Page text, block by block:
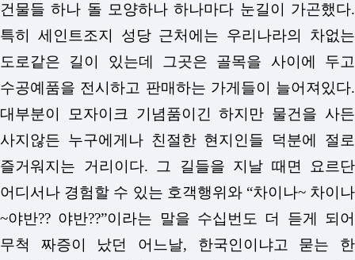
건물들 하나 돌 모양하나 하나마다 눈길이 가곤했다.
특히 세인트조지 성당 근처에는 우리나라의 차없는
도로같은 길이 있는데 그곳은 골목을 사이에 두고
수공예품을 전시하고 판매하는 가게들이 늘어져있다.
대부분이 모자이크 기념품이긴 하지만 물건을 사든
사지않든 누구에게나 친절한 현지인들 덕분에 절로
즐거워지는 거리이다. 그 길들을 지날 때면 요르단
어디서나 경험할 수 있는 호객행위와 “차이나~ 차이나
~야반?? 야반??”이라는 말을 수십번도 더 듣게 되어
무척 짜증이 났던 어느날, 한국인이냐고 묻는 한